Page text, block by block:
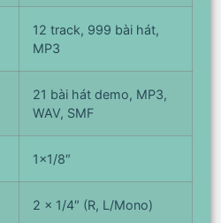
12 track, 999 bài hát,
MP3
21 bài hát demo, MP3,
WAV, SMF
1×1/8″
2 x 1/4″ (R, L/Mono)